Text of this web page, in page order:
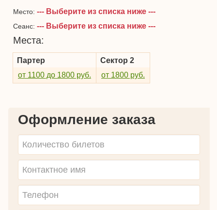
Место: --- Выберите из списка ниже ---
Сеанс: --- Выберите из списка ниже ---
Места:
Партер
от 1100 до 1800 руб.
Сектор 2
от 1800 руб.
Оформление заказа